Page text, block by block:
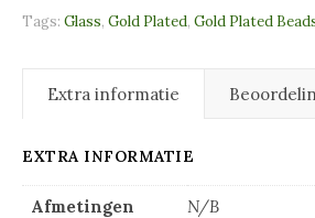
Tags: Glass, Gold Plated, Gold Plated
Extra informatie
EXTRA INFORMATIE
Afmetingen N/B